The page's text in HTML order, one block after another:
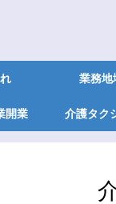
業務地
開業 介護タク